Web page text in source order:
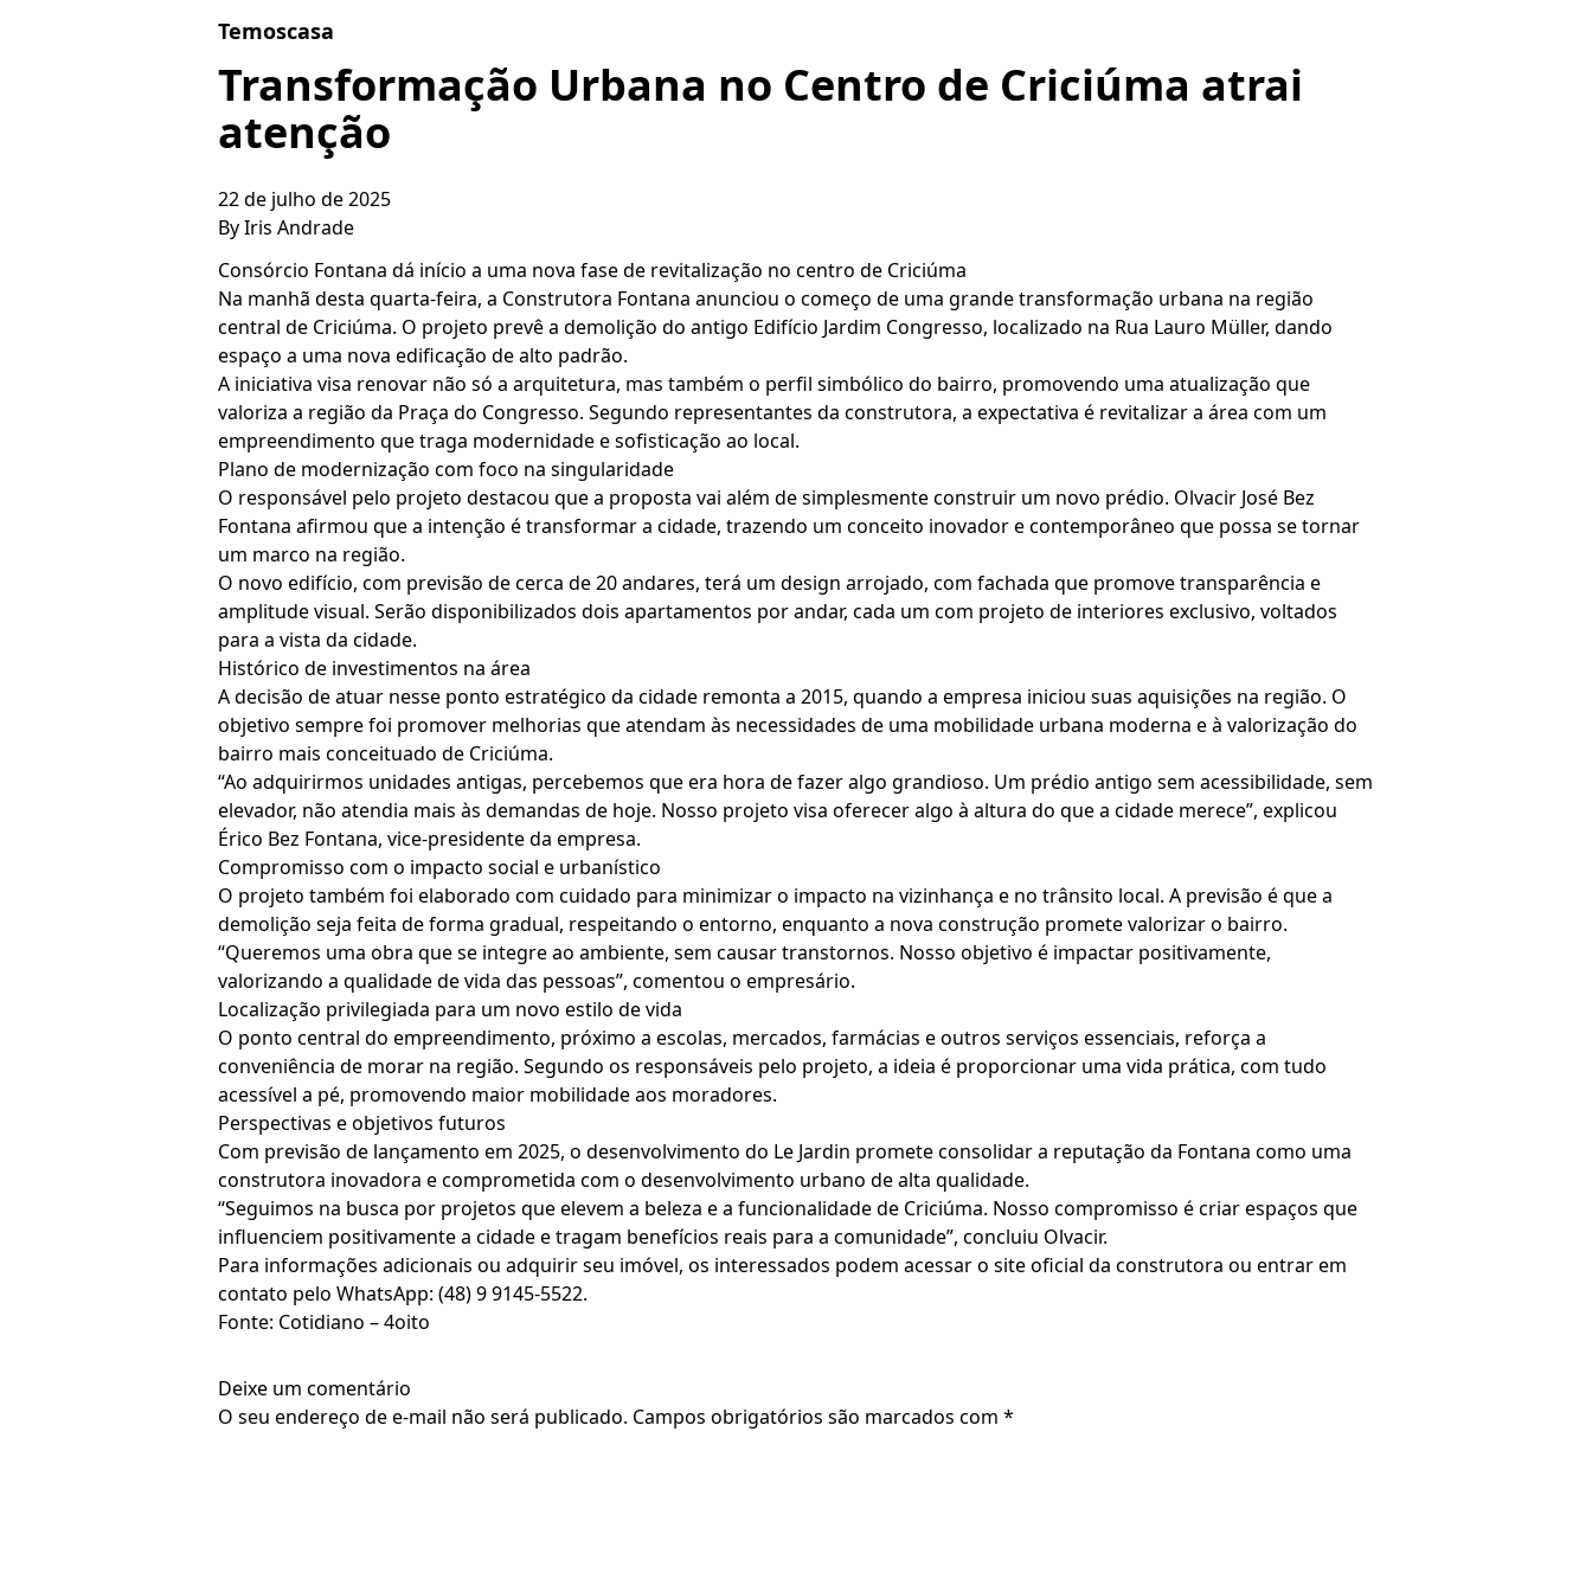
Temoscasa
Transformação Urbana no Centro de Criciúma atrai
atenção
22 de julho de 2025
ByIris Andrade
Consórcio Fontana dá início a uma nova fase de revitalização no centro de Criciúma
Na manhã desta quarta-feira, a Construtora Fontana anunciou o começo de uma grande transformação urbana na região
central de Criciúma. O projeto prevê a demolição do antigo Edifício Jardim Congresso, localizado na Rua Lauro Müller, dando
espaço a uma nova edificação de alto padrão.
A iniciativa visa renovar não só a arquitetura, mas também o perfil simbólico do bairro, promovendo uma atualização que
valoriza a região da Praça do Congresso. Segundo representantes da construtora, a expectativa é revitalizar a área com um
empreendimento que traga modernidade e sofisticação ao local.
Plano de modernização com foco na singularidade
O responsável pelo projeto destacou que a proposta vai além de simplesmente construir um novo prédio. Olvacir José Bez
Fontana afirmou que a intenção é transformar a cidade, trazendo um conceito inovador e contemporâneo que possa se tornar
um marco na região.
O novo edifício, com previsão de cerca de 20 andares, terá um design arrojado, com fachada que promove transparência e
amplitude visual. Serão disponibilizados dois apartamentos por andar, cada um com projeto de interiores exclusivo, voltados
para a vista da cidade.
Histórico de investimentos na área
A decisão de atuar nesse ponto estratégico da cidade remonta a 2015, quando a empresa iniciou suas aquisições na região. O
objetivo sempre foi promover melhorias que atendam às necessidades de uma mobilidade urbana moderna e à valorização do
bairro mais conceituado de Criciúma.
“Ao adquirirmos unidades antigas, percebemos que era hora de fazer algo grandioso. Um prédio antigo sem acessibilidade, sem
elevador, não atendia mais às demandas de hoje. Nosso projeto visa oferecer algo à altura do que a cidade merece”, explicou
Érico Bez Fontana, vice-presidente da empresa.
Compromisso com o impacto social e urbanístico
O projeto também foi elaborado com cuidado para minimizar o impacto na vizinhança e no trânsito local. A previsão é que a
demolição seja feita de forma gradual, respeitando o entorno, enquanto a nova construção promete valorizar o bairro.
“Queremos uma obra que se integre ao ambiente, sem causar transtornos. Nosso objetivo é impactar positivamente,
valorizando a qualidade de vida das pessoas”, comentou o empresário.
Localização privilegiada para um novo estilo de vida
O ponto central do empreendimento, próximo a escolas, mercados, farmácias e outros serviços essenciais, reforça a
conveniência de morar na região. Segundo os responsáveis pelo projeto, a ideia é proporcionar uma vida prática, com tudo
acessível a pé, promovendo maior mobilidade aos moradores.
Perspectivas e objetivos futuros
Com previsão de lançamento em 2025, o desenvolvimento do Le Jardin promete consolidar a reputação da Fontana como uma
construtora inovadora e comprometida com o desenvolvimento urbano de alta qualidade.
“Seguimos na busca por projetos que elevem a beleza e a funcionalidade de Criciúma. Nosso compromisso é criar espaços que
influenciem positivamente a cidade e tragam benefícios reais para a comunidade”, concluiu Olvacir.
Para informações adicionais ou adquirir seu imóvel, os interessados podem acessar o site oficial da construtora ou entrar em
contato pelo WhatsApp: (48) 9 9145-5522.
Fonte: Cotidiano – 4oito
Deixe um comentário
O seu endereço de e-mail não será publicado. Campos obrigatórios são marcados com *